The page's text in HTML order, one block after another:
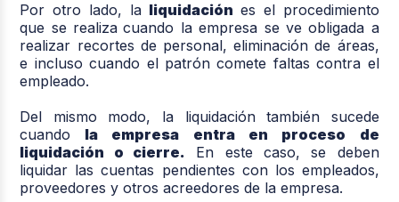
Por otro lado, la liquidación es el procedimiento
que se realiza cuando la empresa se ve obligada a
realizar recortes de personal, eliminación de áreas,
e incluso cuando el patrón comete faltas contra el
empleado.
Del mismo modo, la liquidación también sucede
cuando la empresa entra en proceso de
liquidación o cierre. En este caso, se deben
liquidar las cuentas pendientes con los empleados,
proveedores y otros acreedores de la empresa.